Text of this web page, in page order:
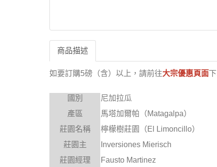
商品描述
如要訂購5磅（含）以上， 請前往大宗優惠頁面
國別
尼加拉瓜
產區
馬塔加爾帕（Matagalpa）
莊園名稱
檸檬樹莊園（El Limoncillo）
莊園主
Inversiones Mierisch
莊園經理
Fausto Martinez